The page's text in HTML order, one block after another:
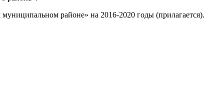
районе» на 2016-2020 годы (прилагается).